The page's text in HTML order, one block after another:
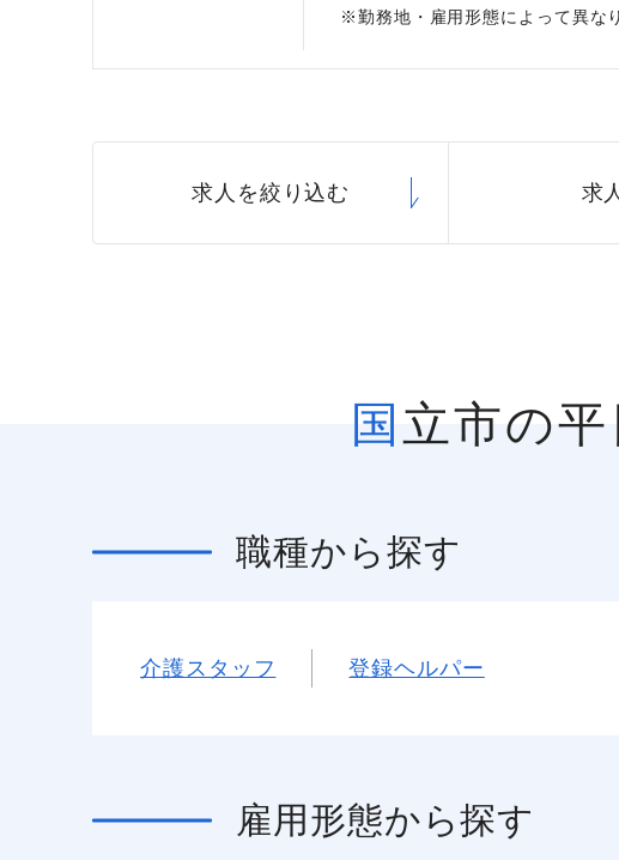
※勤務地・雇用形態によって異な
求人を絞り込む 求
国立市の
職種から探す
介護スタッフ 登録ヘルパー
雇用形態から探す